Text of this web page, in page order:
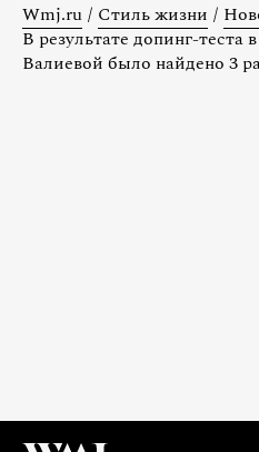
Wmj.ru / Стиль жизни /
В результате допинг-теста
Валиевой было найдено 3